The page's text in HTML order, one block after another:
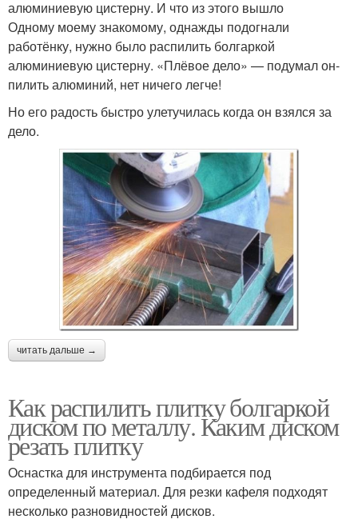
алюминиевую цистерну. И что из этого вышло
Одному моему знакомому, однажды подогнали
работёнку, нужно было распилить болгаркой
алюминиевую цистерну. «Плёвое дело» — подумал он-
пилить алюминий, нет ничего легче!
Но его радость быстро улетучилась когда он взялся за
дело.
читать дальше →
Как распилить плитку болгаркой
диском по металлу. Каким диском
резать плитку
Оснастка для инструмента подбирается под
определенный материал. Для резки кафеля подходят
несколько разновидностей дисков.